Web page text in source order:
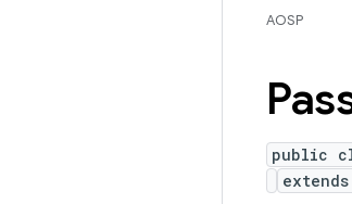
AOSP
public
extends